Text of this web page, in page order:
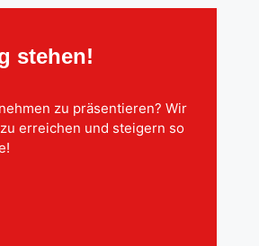
stehen!
zu präsentieren? Wir
erreichen und steigern so